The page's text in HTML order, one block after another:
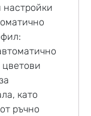
настройки
като
ръчно